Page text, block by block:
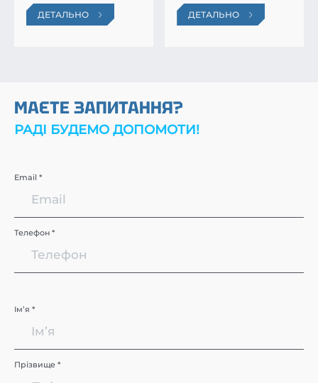
ДЕТАЛЬНО ДЕТАЛЬНО
МАЄТЕ ЗАПИТАННЯ?
РАДІ БУДЕМО ДОПОМОТИ!
Email *
Телефон *
Імʼя *
Прізвище *